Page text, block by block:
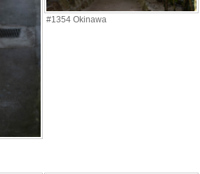
#1354 Okinawa